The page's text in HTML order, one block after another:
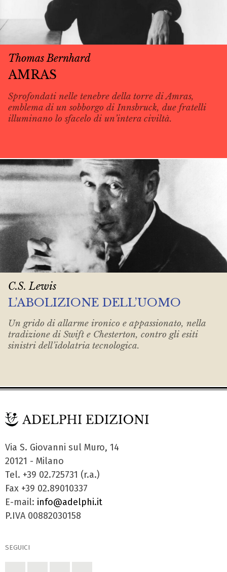
Thomas Bernhard
AMRAS
Sprofondati nelle tenebre della torre di Amras,
emblema di un sobborgo di Innsbruck, due fratelli
illuminano lo sfacelo di un’intera civiltà.
C.S. Lewis
L’ABOLIZIONE DELL’UOMO
Un grido di allarme ironico e appassionato, nella
tradizione di Swift e Chesterton, contro gli esiti
sinistri dell’idolatria tecnologica.
Via S. Giovanni sul Muro, 14
20121 - Milano
Tel. +39 02.725731 (r.a.)
Fax +39 02.89010337
E-mail: info@adelphi.it
P.IVA 00882030158
SEGUICI